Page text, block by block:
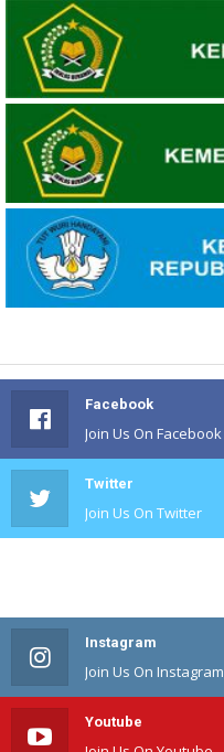
Facebook
Join Us On Facebook
Twitter
Join Us On Twitter
Instagram
Join Us On Instagram
Youtube